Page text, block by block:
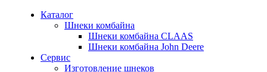
Каталог
Шнеки комбайна
Шнеки комбайна CLAAS
Шнеки комбайна John Deere
Сервис
Изготовление шнеков